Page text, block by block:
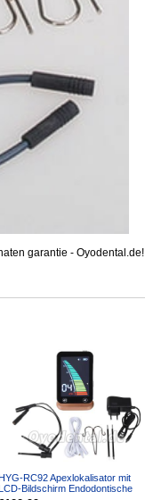
garantie - Oyodental.de!
RC92 Apexlokalisator mit
Bildschirm Endodontische